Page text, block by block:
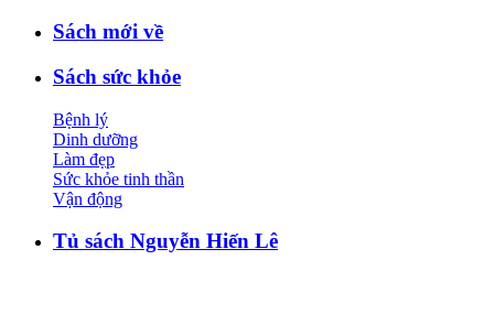
Sách mới về
Sách sức khỏe
Bệnh lý
Dinh dưỡng
Làm đẹp
Sức khỏe tinh thần
Vận động
Tủ sách Nguyễn Hiến Lê